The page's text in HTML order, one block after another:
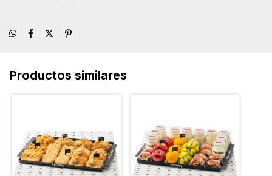
Productos similares